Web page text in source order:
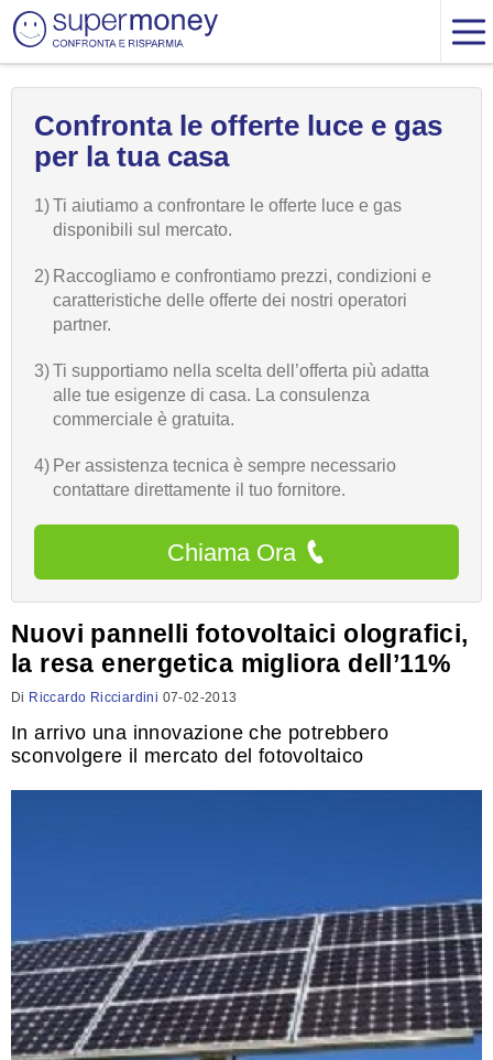
Confronta le offerte luce e gas
per la tua casa
1)Ti aiutiamo a confrontare le offerte luce e gas
disponibili sul mercato.
2) Raccogliamo e confrontiamo prezzi, condizioni e
caratteristiche delle offerte dei nostri operatori
partner.
3)Ti supportiamo nella scelta dell’offerta più adatta
alle tue esigenze di casa. La consulenza
commerciale è gratuita.
4) Per assistenza tecnica è sempre necessario
contattare direttamente il tuo fornitore.
Chiama Ora
Nuovi pannelli fotovoltaici olografici,
la resa energetica migliora dell’11%
Di Riccardo Ricciardini 07-02-2013
In arrivo una innovazione che potrebbero
sconvolgere il mercato del fotovoltaico